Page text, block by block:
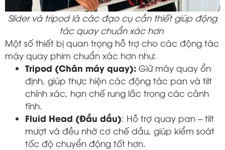
Slider và tripod là các đạo cụ cần thiết giúp động
tác quay chuẩn xác hơn
Một số thiết bị quan trọng hỗ trợ cho các động tác
máy quay phim chuẩn xác hơn như:
Tripod (Chân máy quay): Giữ máy quay ổn
định, giúp thực hiện các động tác pan và tilt
chính xác, hạn chế rung lắc trong các cảnh
tĩnh.
Fluid Head (Đầu dầu): Hỗ trợ quay pan – tilt
mượt và đều nhờ cơ chế dầu, giúp kiểm soát
tốc độ chuyển động tốt hơn.